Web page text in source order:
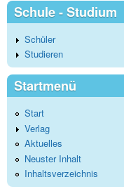
Schule - Studium
Schüler
Studieren
Startmenü
Start
Verlag
Aktuelles
Neuster Inhalt
Inhaltsverzeichnis